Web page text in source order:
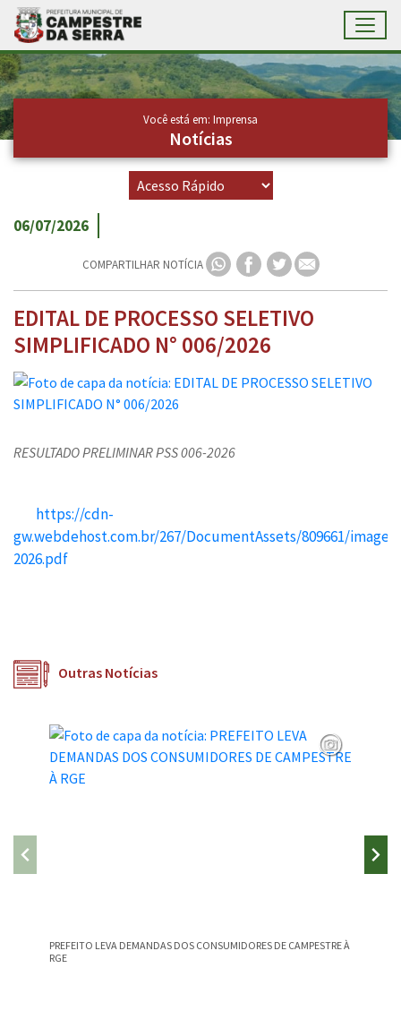
Ir para conteúdo principal
Conteúdo Principal
Você está em: Imprensa
Notícias
06/07/2026
COMPARTILHAR NOTÍCIA
EDITAL DE PROCESSO SELETIVO
SIMPLIFICADO N° 006/2026
RESULTADO PRELIMINAR PSS 006-2026
https://cdn-
gw.webdehost.com.br/267/DocumentAssets/809661/
2026.pdf
Outras Notícias
PREFEITO LEVA DEMANDAS DOS CONSUMIDORES DE CAMPESTRE À
RGE